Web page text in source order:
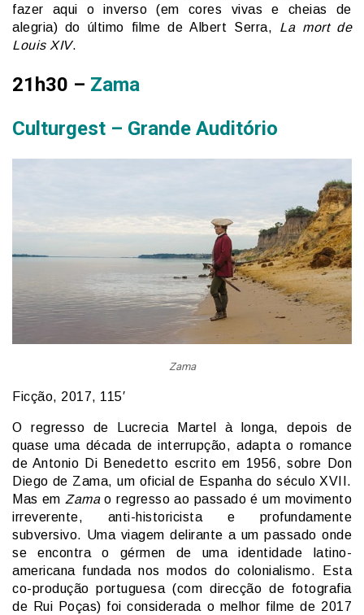
fazer aqui o inverso (em cores vivas e cheias de
alegria) do último filme de Albert Serra, La mort de
Louis XIV.
21h30 – Zama
Culturgest – Grande Auditório
Zama
Ficção, 2017, 115′
O regresso de Lucrecia Martel à longa, depois de
quase uma década de interrupção, adapta o romance
de Antonio Di Benedetto escrito em 1956, sobre Don
Diego de Zama, um oficial de Espanha do século XVII.
Mas em Zamao regresso ao passado é um movimento
irreverente, anti-historicista e profundamente
subversivo. Uma viagem delirante a um passado onde
se encontra o gérmen de uma identidade latino-
americana fundada nos modos do colonialismo. Esta
co-produção portuguesa (com direcção de fotografia
de Rui Poças) foi considerada o melhor filme de 2017